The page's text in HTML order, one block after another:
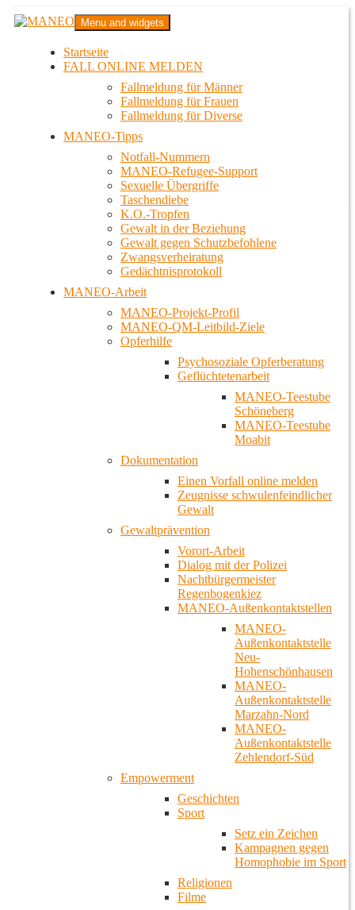
Zum
InhaltMANEO
Das schwule Anti-Gewalt-Projekt in Berlin
Menu and widgets
Startseite
FALL ONLINE MELDEN
Fallmeldung für Männer
Fallmeldung für Frauen
Fallmeldung für Diverse
MANEO-Tipps
Notfall-Nummern
MANEO-Refugee-Support
Sexuelle Übergriffe
Taschendiebe
K.O.-Tropfen
Gewalt in der Beziehung
Gewalt gegen Schutzbefohlene
Zwangsverheiratung
Gedächtnisprotokoll
MANEO-Arbeit
MANEO-Projekt-Profil
MANEO-QM-Leitbild-Ziele
Opferhilfe
Psychosoziale Opferberatung
Geflüchtetenarbeit
MANEO-Teestube
Schöneberg
MANEO-Teestube
Moabit
Dokumentation
Einen Vorfall online melden
Zeugnisse schwulenfeindlicher
Gewalt
Gewaltprävention
Vorort-Arbeit
Dialog mit der Polizei
Nachtbürgermeister
Regenbogenkiez
MANEO-Außenkontaktstellen
MANEO-
Außenkontaktstelle
Neu-
Hohenschönhausen
MANEO-
Außenkontaktstelle
Marzahn-Nord
MANEO-
Außenkontaktstelle
Zehlendorf-Süd
Empowerment
Geschichten
Sport
Setz ein Zeichen
Kampagnen gegen
Homophobie im Sport
Religionen
Filme